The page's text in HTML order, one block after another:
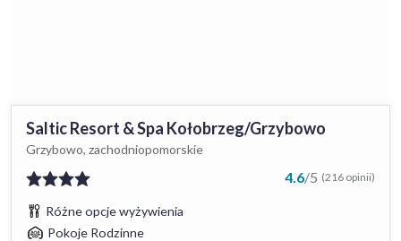
Saltic Resort & Spa Kołobrzeg/Grzybowo
Grzybowo, zachodniopomorskie
4.6/5 (216 opinii)
Różne opcje wyżywienia
Pokoje Rodzinne